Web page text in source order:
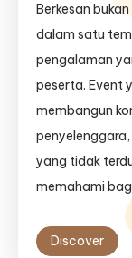
Berkesan
dalam satu
pengalaman
peserta. Event
membangun
yang tidak
memahami
Discover